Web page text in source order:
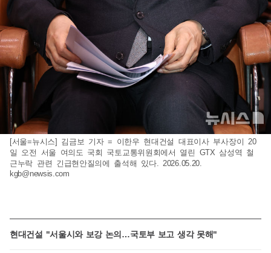
[서울=뉴시스] 김금보 기자 = 이한우 현대건설 대표이사 부사장이 20
일 오전 서울 여의도 국회 국토교통위원회에서 열린 GTX 삼성역 철
근누락 관련 긴급현안질의에 출석해 있다. 2026.05.20.
kgb@newsis.com
현대건설 "서울시와 보강 논의…국토부 보고 생각 못해"